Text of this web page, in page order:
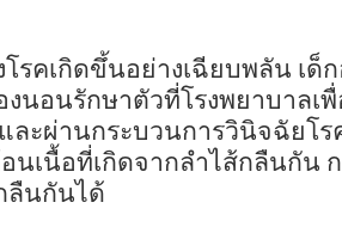
โรคเกิดขึ้นอย่างเฉียบพลัน เด็
งนอนรักษาตัวที่โรงพยาบาลเ
ละผ่านกระบวนการวินิจฉัยโร
นเนื้อที่เกิดจากลำไส้กลืนกัน
ลืนกันได้